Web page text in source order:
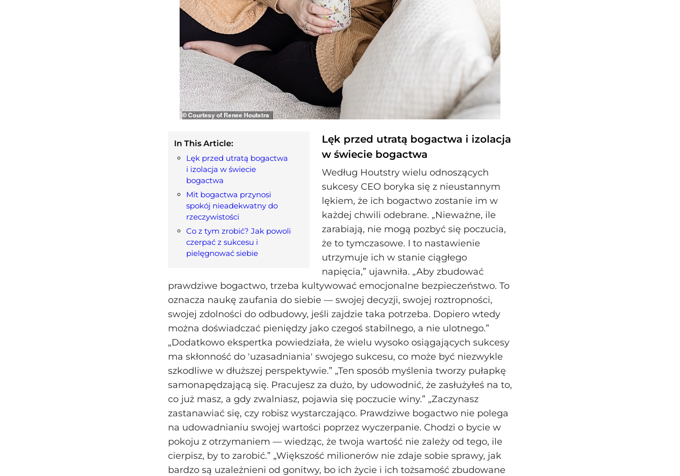
In This Article:
Lęk przed utratą bogactwa
i izolacja w świecie
bogactwa
Mit bogactwa przynosi
spokój nieadekwatny do
rzeczywistości
Co z tym zrobić? Jak powoli
czerpać z sukcesu i
pielęgnować siebie
Lęk przed utratą bogactwa i izolacja
w świecie bogactwa
Według Houtstry wielu odnoszących
sukcesy CEO boryka się z nieustannym
lękiem, że ich bogactwo zostanie im w
każdej chwili odebrane. „Nieważne, ile
zarabiają, nie mogą pozbyć się poczucia,
że to tymczasowe. I to nastawienie
utrzymuje ich w stanie ciągłego
napięcia,” ujawniła. „Aby zbudować
prawdziwe bogactwo, trzeba kultywować emocjonalne bezpieczeństwo. To
oznacza naukę zaufania do siebie — swojej decyzji, swojej roztropności,
swojej zdolności do odbudowy, jeśli zajdzie taka potrzeba. Dopiero wtedy
można doświadczać pieniędzy jako czegoś stabilnego, a nie ulotnego.”
„Dodatkowo ekspertka powiedziała, że wielu wysoko osiągających sukcesy
ma skłonność do 'uzasadniania' swojego sukcesu, co może być niezwykle
szkodliwe w dłuższej perspektywie.” „Ten sposób myślenia tworzy pułapkę
samonapędzającą się. Pracujesz za dużo, by udowodnić, że zasłużyłeś na to,
co już masz, a gdy zwalniasz, pojawia się poczucie winy.” „Zaczynasz
zastanawiać się, czy robisz wystarczająco. Prawdziwe bogactwo nie polega
na udowadnianiu swojej wartości poprzez wyczerpanie. Chodzi o bycie w
pokoju z otrzymaniem — wiedząc, że twoja wartość nie zależy od tego, ile
cierpisz, by to zarobić.” „Większość milionerów nie zdaje sobie sprawy, jak
bardzo są uzależnieni od gonitwy, bo ich życie i ich tożsamość zbudowane